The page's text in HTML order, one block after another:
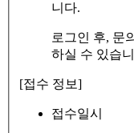
니다.
로그인 후, 문
하실 수 있습
[접수 정보]
접수일시